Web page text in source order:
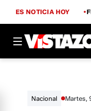
ES NOTICIA HOY
Nacional Martes,